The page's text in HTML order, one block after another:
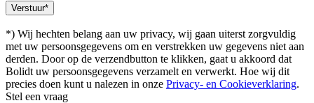
*) Wij hechten belang aan uw privacy, wij gaan uiterst zorgvuldig
met uw persoonsgegevens om en verstrekken uw gegevens niet aan
derden. Door op de verzendbutton te klikken, gaat u akkoord dat
Bolidt uw persoonsgegevens verzamelt en verwerkt. Hoe wij dit
precies doen kunt u nalezen in onze Privacy- en Cookieverklaring.
Stel een vraag